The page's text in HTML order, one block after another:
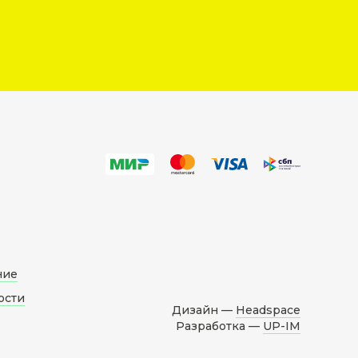
Дизайн — Headspace
Разработка — UP-IM